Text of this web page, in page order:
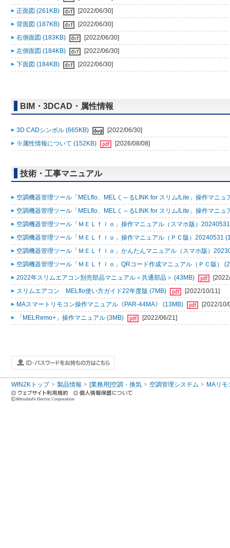
正面図 (261KB)
[2022/06/30]
背面図 (187KB)
[2022/06/30]
右側面図 (183KB)
[2022/06/30]
左側面図 (184KB)
[2022/06/30]
下面図 (184KB)
[2022/06/30]
BIM・3DCAD・属性情報
3D CADシンボル (665KB)
[2022/06/30]
※属性情報について (152KB)
[2026/08/08]
技術・工事マニュアル
空調機器管理ツール「MELflo、MELく～るLINK for スリム/Lite」操作マニュ
空調機器管理ツール「MELflo、MELく～るLINK for スリム/Lite」操作マニュ
空調機器管理ツール「ＭＥＬｆｌｏ」操作マニュアル（スマホ版）
空調機器管理ツール「ＭＥＬｆｌｏ」操作マニュアル（ＰＣ版）20240531
空調機器管理ツール「ＭＥＬｆｌｏ」かんたんマニュアル（スマホ版）
空調機器管理ツール「ＭＥＬｆｌｏ」QRコード作成マニュアル（ＰＣ版）
2022年スリムエアコン別売部品マニュアル＜共通部品＞ (43MB)
スリムエアコン MELflo使い方ガイド22年度版 (7MB)
[2022/10/11]
MAスマートリモコン操作マニュアル《PAR-44MA》 (13MB)
[2022/10/
「MELRemo+」操作マニュアル (3MB)
[2022/06/21]
WIN2Kトップ 製品情報 [業務用]空調・換気 空調管理システム MAリモ